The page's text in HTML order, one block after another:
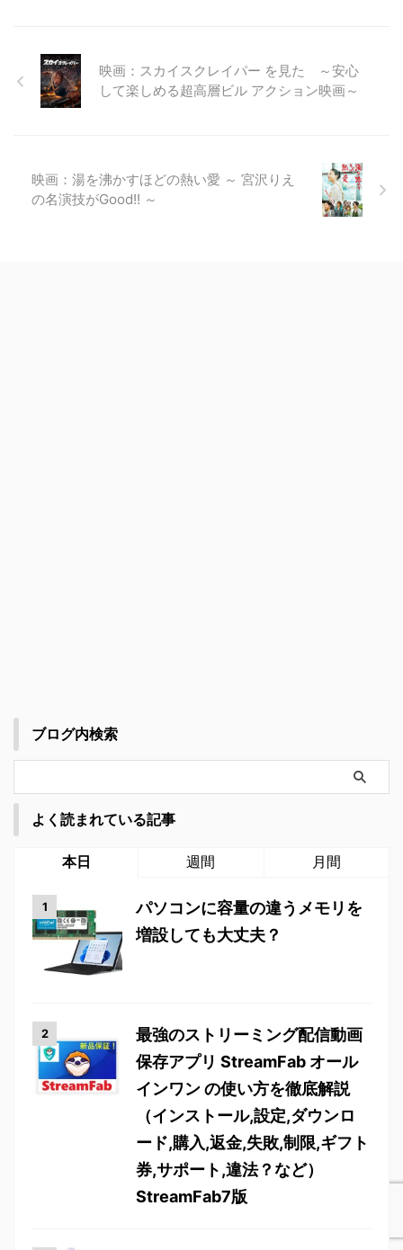
映画：スカイスクレイパー を見た ～安心
して楽しめる超高層ビル アクション映画～
映画：湯を沸かすほどの熱い愛 ～ 宮沢りえ
の名演技がGood!! ～
ブログ内検索
よく読まれている記事
本日 週間 月間
パソコンに容量の違うメモリを
増設しても大丈夫？
最強のストリーミング配信動画
保存アプリ StreamFab オール
インワン の使い方を徹底解説
（インストール,設定,ダウンロ
ード,購入,返金,失敗,制限,ギフト
券,サポート,違法？など）
StreamFab7版